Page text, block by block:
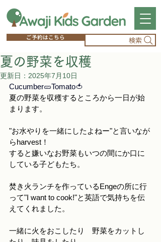
ご予約はこちら 検索
夏の野菜を収穫
更新日： 2025年7月10日
Cucumber🥒Tomato🍅
夏の野菜を収穫するところから一日が始
まります。
"お水やりを一緒にしたよねー"と言いなが
らharvest！
すると嫌いなお野菜もいつの間にか口に
している子どもたち。
焚き火ランチを作っているEngeの所に行
って"I want to cook!"と英語で気持ちを伝
えてくれました。
一緒に火をおこしたり　野菜をカットし